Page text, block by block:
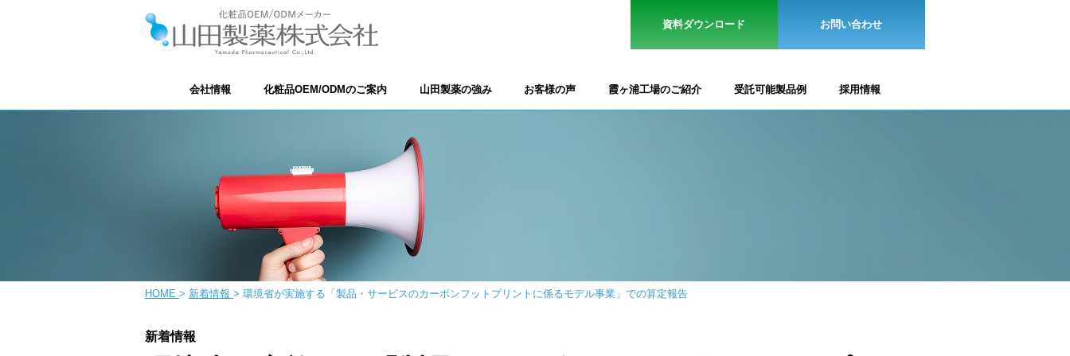
資料ダウンロード お問い合わせ
会社情報 化粧品OEM/ODMのご案内 山田製薬の強み お客様の声 霞ヶ浦工場のご紹介 受託可能製品例 採用情報
HOME > 新着情報 > 環境省が実施する「製品・サービスのカーボンフットプリントに係るモデル事業」での算定報告
新着情報